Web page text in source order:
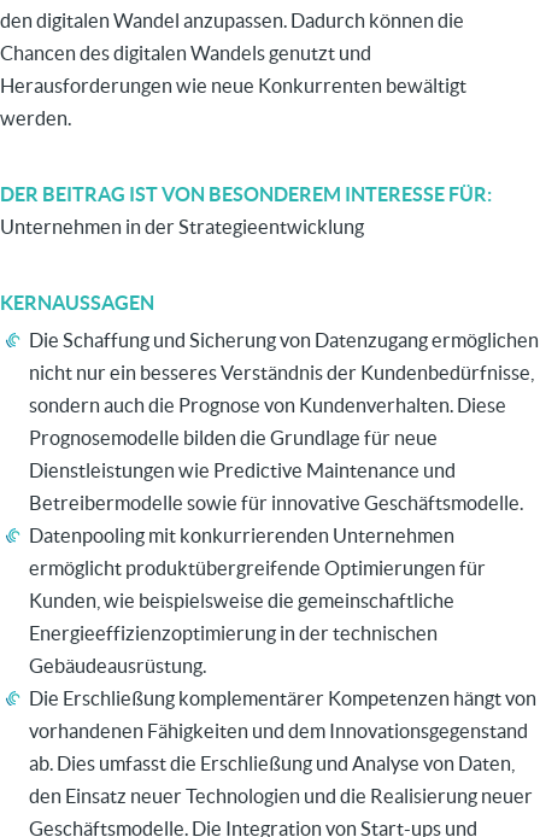
den digitalen Wandel anzupassen. Dadurch können die
Chancen des digitalen Wandels genutzt und
Herausforderungen wie neue Konkurrenten bewältigt
werden.
DER BEITRAG IST VON BESONDEREM INTERESSE FÜR
Unternehmen in der Strategieentwicklung
KERNAUSSAGEN
Die Schaffung und Sicherung von Datenzugang ermöglichen
nicht nur ein besseres Verständnis der Kundenbedürfnisse,
sondern auch die Prognose von Kundenverhalten. Diese
Prognosemodelle bilden die Grundlage für neue
Dienstleistungen wie Predictive Maintenance und
Betreibermodelle sowie für innovative Geschäftsmodelle.
Datenpooling mit konkurrierenden Unternehmen
ermöglicht produktübergreifende Optimierungen für
Kunden, wie beispielsweise die gemeinschaftliche
Energieeffizienzoptimierung in der technischen
Gebäudeausrüstung.
Die Erschließung komplementärer Kompetenzen hängt von
vorhandenen Fähigkeiten und dem Innovationsgegenstand
ab. Dies umfasst die Erschließung und Analyse von Daten,
den Einsatz neuer Technologien und die Realisierung neuer
Geschäftsmodelle. Die Integration von Start-ups und